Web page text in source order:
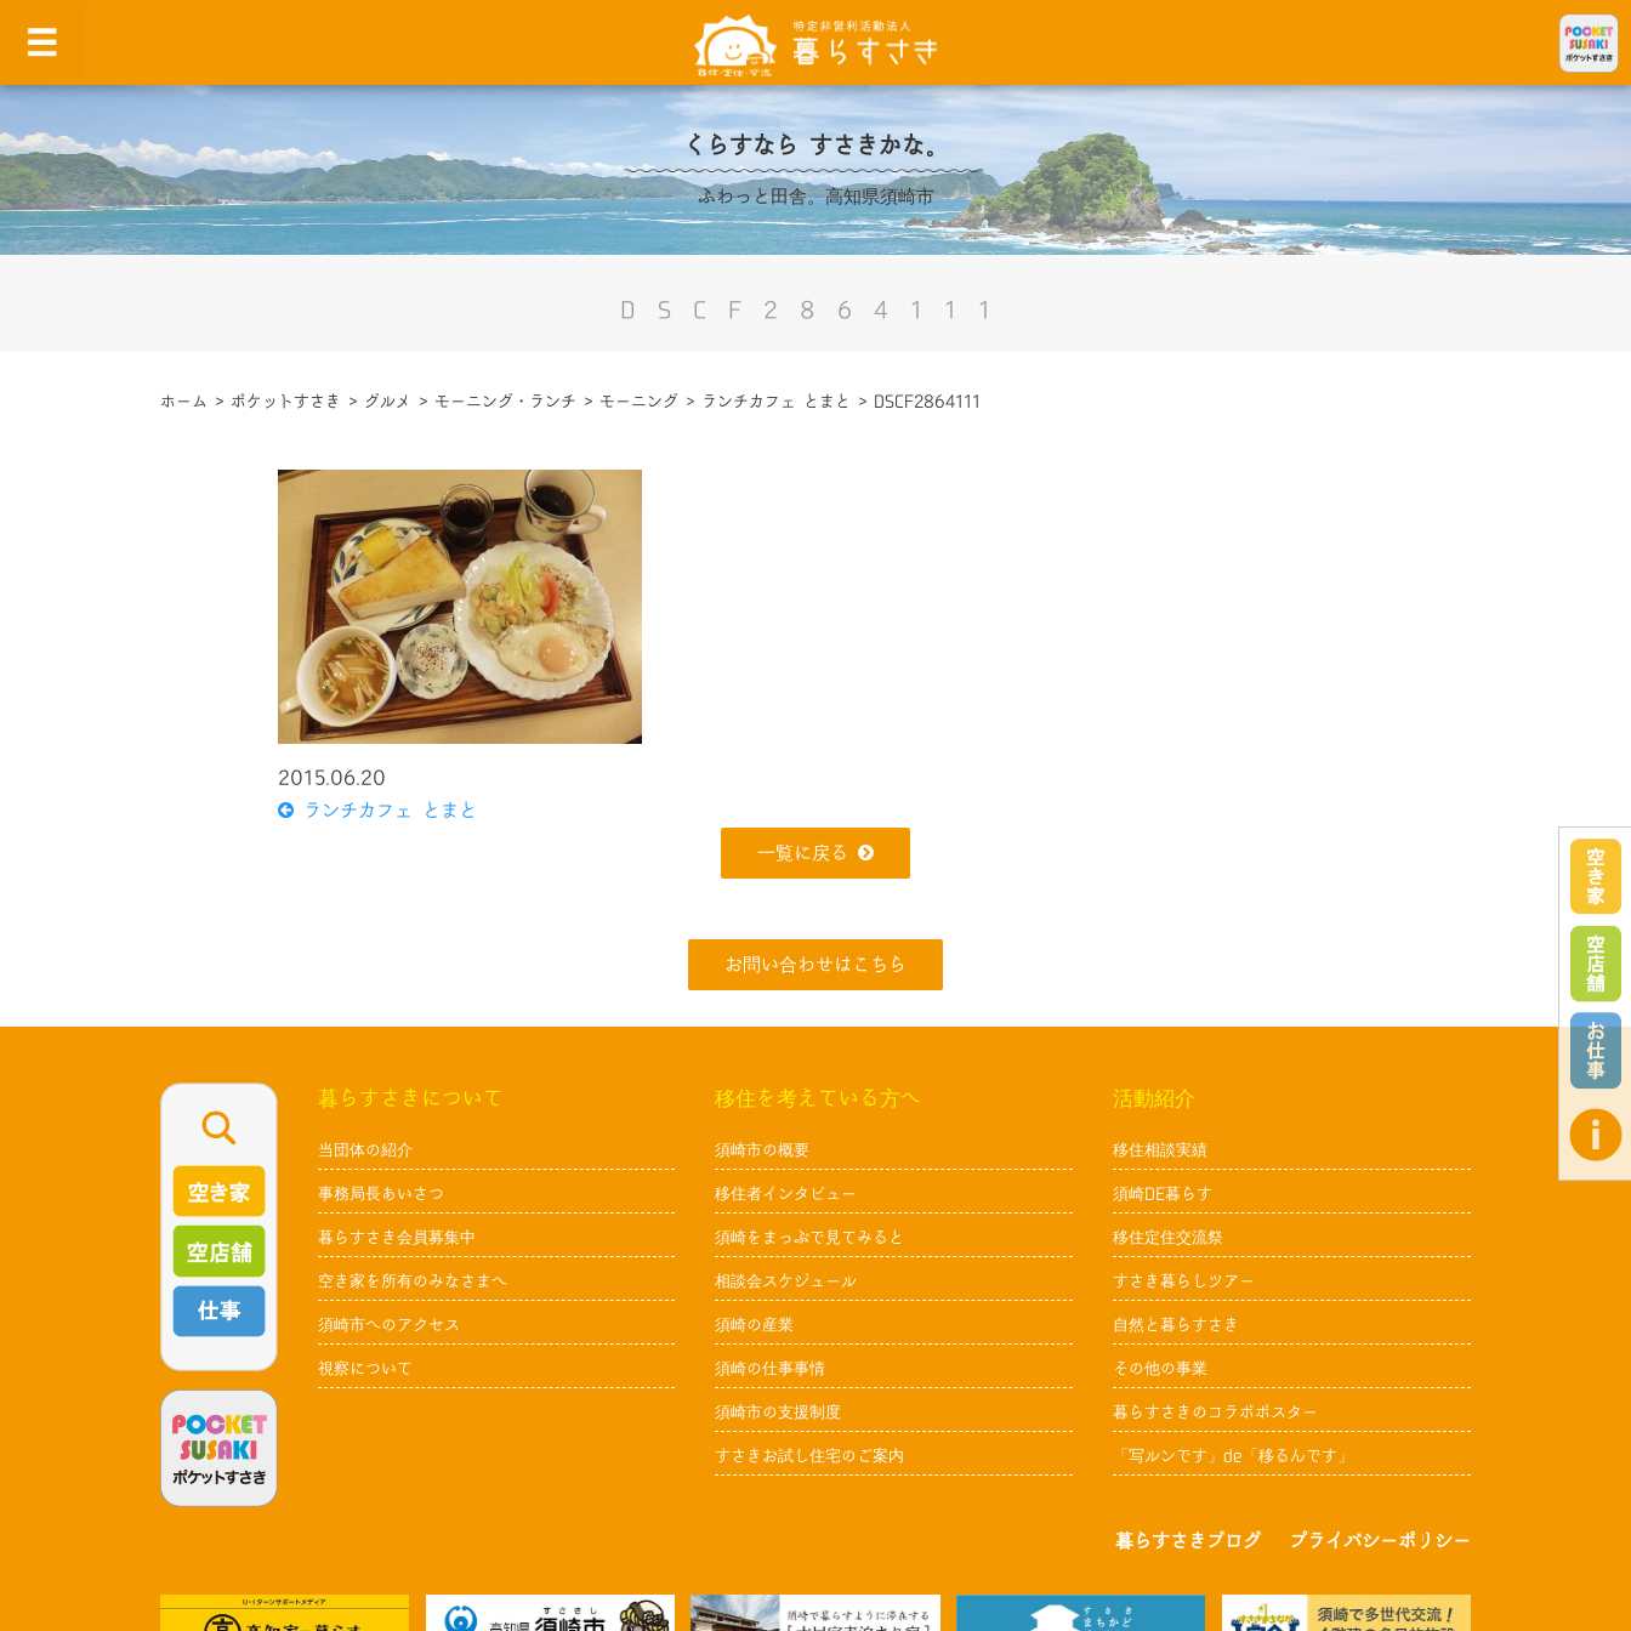
くらすなら すさきかな。
ふわっと田舎。高知県須崎市
DSCF2864111
ホーム > ポケットすさき > グルメ > モーニング・ランチ > モーニング > ランチカフェ とまと > DSCF2864111
2015.06.20
ランチカフェ とまと
一覧に戻る
お問い合わせはこちら
暮らすさきについて
当団体の紹介
事務局長あいさつ
暮らすさき会員募集中
空き家を所有のみなさまへ
須崎市へのアクセス
視察について
移住を考えている方へ
須崎市の概要
移住者インタビュー
須崎をまっぷで見てみると
相談会スケジュール
須崎の産業
須崎の仕事事情
須崎市の支援制度
すさきお試し住宅のご案内
活動紹介
移住相談実績
須崎DE暮らす
移住定住交流祭
すさき暮らしツアー
自然と暮らすさき
その他の事業
暮らすさきのコラボポスター
「写ルンです」de「移るんです」
暮らすさきブログ プライバシーポリシー